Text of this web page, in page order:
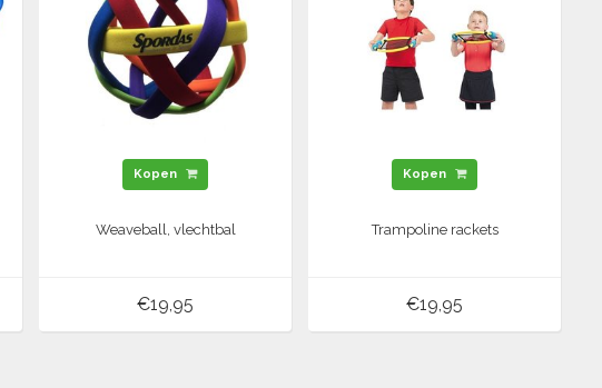
Kopen
Weaveball, vlechtbal
€19,95
Kopen
Trampoline rackets
€19,95